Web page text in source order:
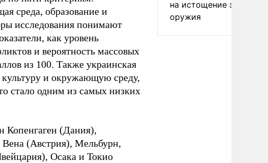
среда, образование и
исследования понимают
как уровень
и вероятность массовых
из 100. Также украинская
культуру и окружающую среду,
стало одним из самых низких
(Дания),
(Австрия), Мельбурн,
Осака и Токио
на истощение запасов
оружия